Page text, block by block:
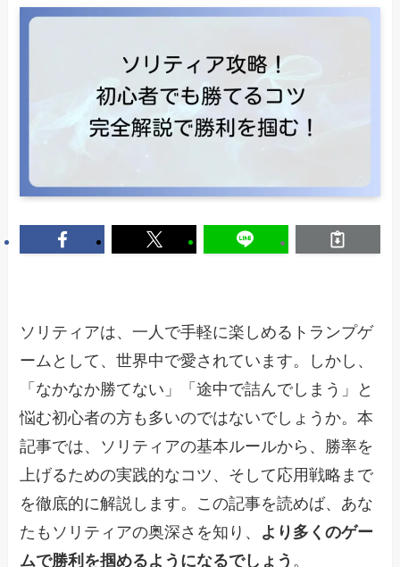
ソリティアは、一人で手軽に楽しめるトランプゲ
ームとして、世界中で愛されています。しかし、
「なかなか勝てない」「途中で詰んでしまう」と
悩む初心者の方も多いのではないでしょうか。本
記事では、ソリティアの基本ルールから、勝率を
上げるための実践的なコツ、そして応用戦略まで
を徹底的に解説します。この記事を読めば、あな
たもソリティアの奥深さを知り、 より多くのゲー
ムで勝利を掴めるようになるでしょう 。